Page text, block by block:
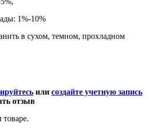
1%-10%
в сухом, темном, прохладном
или создайте учетную запись
отзыв